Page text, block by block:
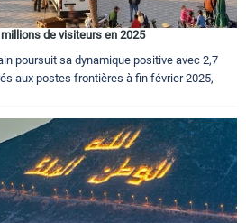
de visiteurs en 2025
poursuit sa dynamique positive avec 2,7
aux postes frontières à fin février 2025,